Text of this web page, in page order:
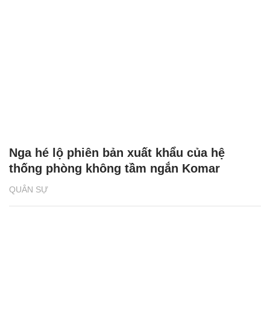
QUÂN SỰ
Nga hé lộ phiên bản xuất khẩu của hệ
thống phòng không tầm ngắn Komar